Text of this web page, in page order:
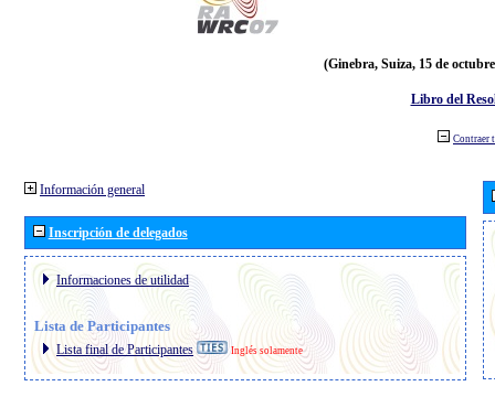
(Ginebra, Suiza, 15 de
Libro del
Contraer
Información general
Inscripción de delegados
Informaciones de utilidad
Lista de Participantes
Lista final de Participantes Inglés solamente